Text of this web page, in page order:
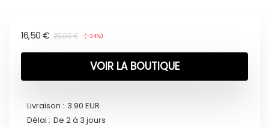
25,00€
16,50 € (-34%)
VOIR LA BOUTIQUE
Livraison : 3.90 EUR
Délai : De 2 à 3 jours